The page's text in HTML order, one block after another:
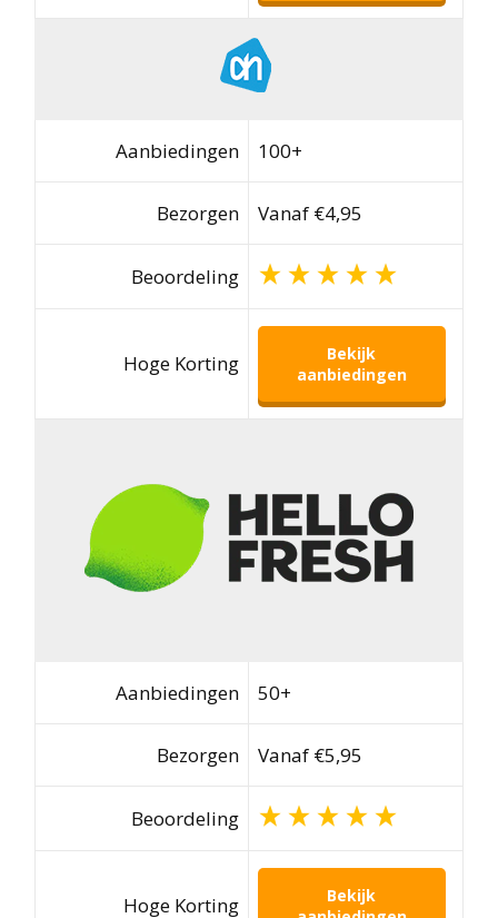
Aanbiedingen 100+
Bezorgen Vanaf €4,95
Beoordeling
Hoge Korting
Bekijk
aanbiedingen
Aanbiedingen 50+
Bezorgen Vanaf €5,95
Beoordeling
Hoge Korting
Bekijk